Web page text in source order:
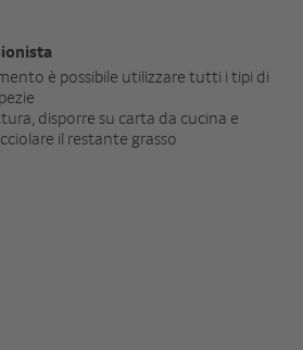
è possibile utilizzare tutti i tipi di
disporre su carta da cucina e
il restante grasso